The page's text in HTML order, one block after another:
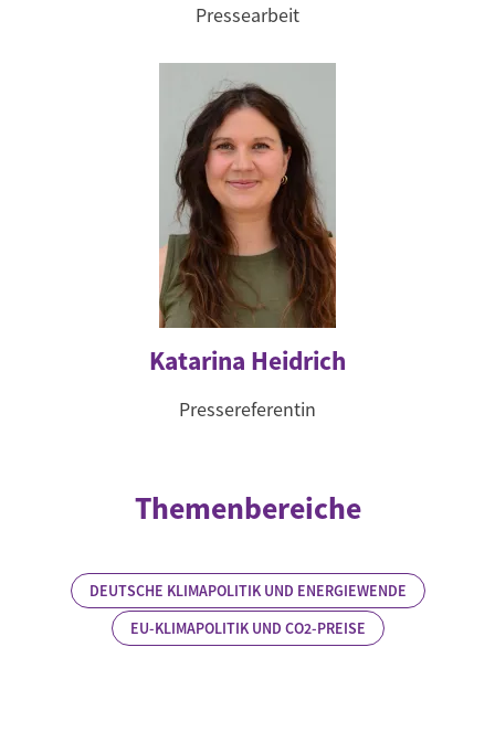
Pressearbeit
Katarina Heidrich
Pressereferentin
Themenbereiche
DEUTSCHE KLIMAPOLITIK UND ENERGIEWENDE
EU-KLIMAPOLITIK UND CO2-PREISE